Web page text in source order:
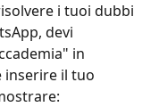
i tuoi dubbi
devi
in
inserire il tuo